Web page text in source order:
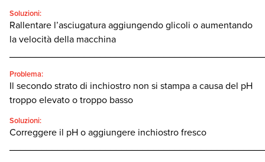
Soluzioni:
Rallentare l’asciugatura aggiungendo glicoli o aumentando
la velocità della macchina
Problema:
Il secondo strato di inchiostro non si stampa a causa del pH
troppo elevato o troppo basso
Soluzioni:
Correggere il pH o aggiungere inchiostro fresco